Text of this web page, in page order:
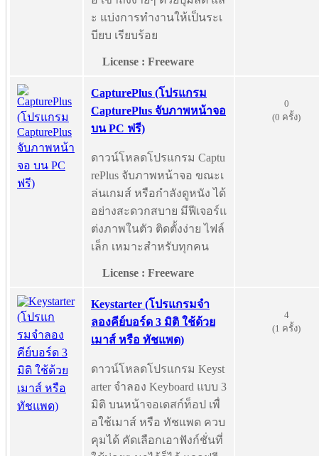
ะ แบ่งการทำงานให้เป็นระเ
บียบ เรียบร้อย
License : Freeware
CapturePlus (โปรแกรม
CapturePlus จับภาพหน้าจอ
บน PC ฟรี)
ดาวน์โหลดโปรแกรม Captu
rePlus จับภาพหน้าจอ ขณะเ
ล่นเกมส์ หรือกำลังดูหนัง ได้
อย่างสะดวกสบาย มีฟีเจอร์แ
ต่งภาพในตัว ติดตั้งง่าย ไฟล์
เล็ก เหมาะสำหรับทุกคน
License : Freeware
0
(0 ครั้ง)
Keystarter (โปรแกรมจํา
ลองคีย์บอร์ด 3 มิติ ใช้ด้วย
เมาส์ หรือ ทัชแพด)
ดาวน์โหลดโปรแกรม Keyst
arter จำลอง Keyboard แบบ 3
มิติ บนหน้าจอเดสก์ท็อป เพื่
อใช้เมาส์ หรือ ทัชแพด ควบ
คุมได้ คัดเลือกเอาฟังก์ชั่นที่
4
(1 ครั้ง)